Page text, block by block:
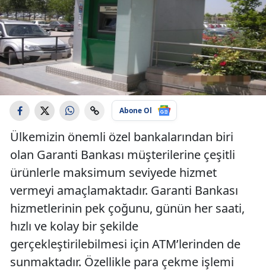
Abone Ol
Ülkemizin önemli özel bankalarından biri
olan Garanti Bankası müşterilerine çeşitli
ürünlerle maksimum seviyede hizmet
vermeyi amaçlamaktadır. Garanti Bankası
hizmetlerinin pek çoğunu, günün her saati,
hızlı ve kolay bir şekilde
gerçekleştirilebilmesi için ATM’lerinden de
sunmaktadır. Özellikle para çekme işlemi